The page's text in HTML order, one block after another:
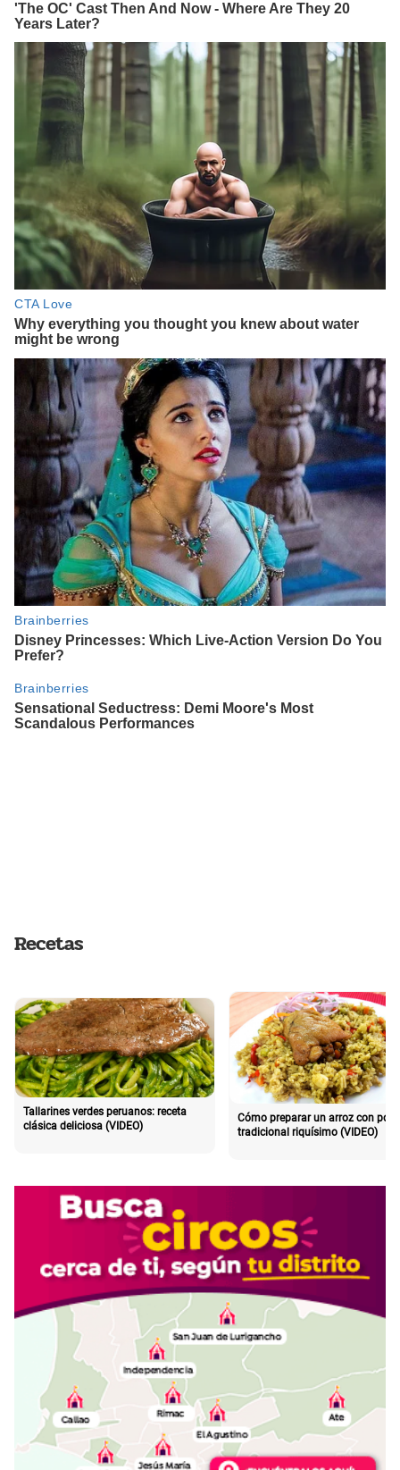
Recetas
Tallarines verdes peruanos: receta
clásica deliciosa (VIDEO)
Cómo preparar un arroz con pollo
tradicional riquísimo (VIDEO)